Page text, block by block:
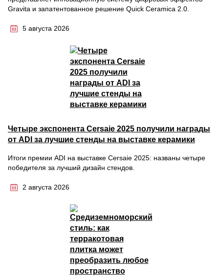
Gravita и запатентованное решение Quick Ceramica 2.0.
5 августа 2026
Четыре экспонента Cersaie 2025 получили награды
от ADI за лучшие стенды на выставке керамики
Итоги премии ADI на выставке Cersaie 2025: названы четыре
победителя за лучший дизайн стендов.
2 августа 2026